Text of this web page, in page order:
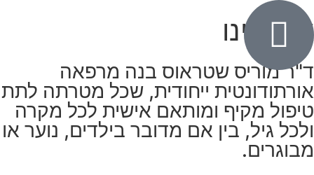
מוריס שטראוס בנה מרפאה
ייחודית, שכל מטרתה לתת
מקיף ומותאם אישית לכל מקרה
גיל, בין אם מדובר בילדים, נוער או